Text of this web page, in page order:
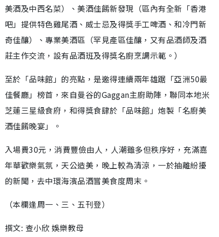
美酒及中西名菜）、美酒佳餚新發現（區內有全新「香港
吧」提供特色雞尾酒、威士忌及得獎手工啤酒、和冷門新
奇佳釀）、專業美酒區（罕見產區佳釀，又有品酒師及酒
莊主作交流，設有品酒班及得獎名廚烹調示範。）
至於「品味館」的亮點，是邀得連續兩年雄踞「亞洲50最
佳餐廳」榜首，來自曼谷的Gaggan主廚助陣，聯同本地米
芝蓮三星級食府，和得獎食肆於「品味館」炮製「名廚美
酒佳餚晚宴」。
入場費30元，消費豐儉由人，人潮雖多但秩序好，充滿嘉
年華歡樂氣氛，天公造美，晚上較為清涼，一於抽離紛擾
的新聞，去中環海濱品酒嘗美食度周末。
（本欄逢周一、三、五刊登）
撰文: 查小欣 娛樂教母